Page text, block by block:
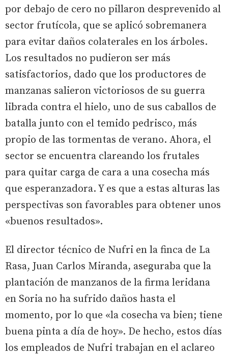
por debajo de cero no pillaron desprevenido al
sector frutícola, que se aplicó sobremanera
para evitar daños colaterales en los árboles.
Los resultados no pudieron ser más
satisfactorios, dado que los productores de
manzanas salieron victoriosos de su guerra
librada contra el hielo, uno de sus caballos de
batalla junto con el temido pedrisco, más
propio de las tormentas de verano. Ahora, el
sector se encuentra clareando los frutales
para quitar carga de cara a una cosecha más
que esperanzadora. Y es que a estas alturas las
perspectivas son favorables para obtener unos
«buenos resultados».
El director técnico de Nufri en la finca de La
Rasa, Juan Carlos Miranda, aseguraba que la
plantación de manzanos de la firma leridana
en Soria no ha sufrido daños hasta el
momento, por lo que «la cosecha va bien; tiene
buena pinta a día de hoy». De hecho, estos días
los empleados de Nufri trabajan en el aclareo